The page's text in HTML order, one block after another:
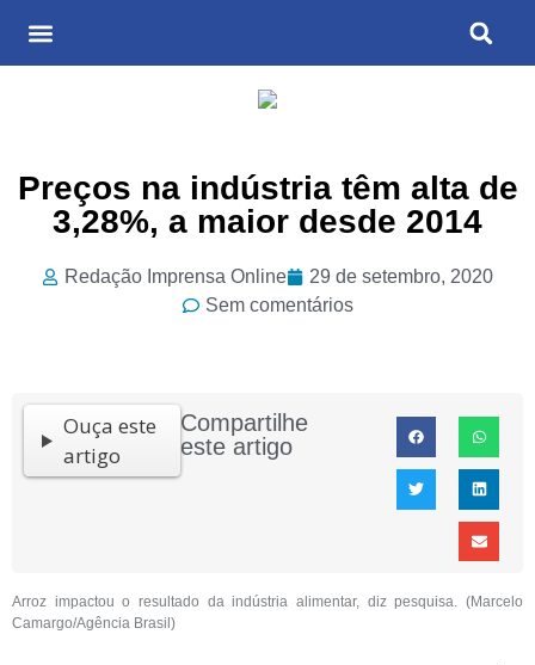
Preços na indústria têm alta de
3,28%, a maior desde 2014
Redação Imprensa Online
29 de setembro, 2020
Sem comentários
Ouça este
artigo
Compartilhe
este artigo
Arroz impactou o resultado da indústria alimentar, diz pesquisa. (Marcelo
Camargo/Agência Brasil)